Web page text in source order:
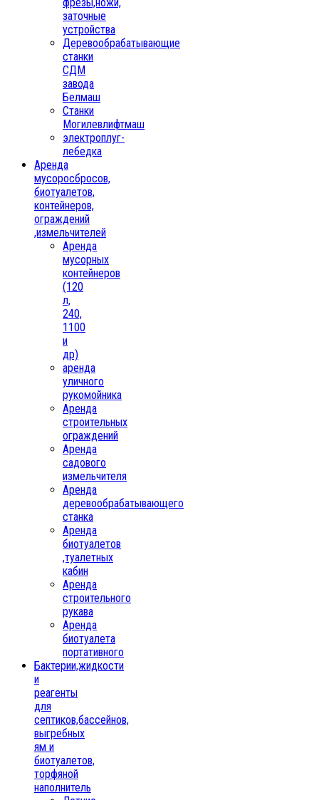
заточные
устройства
Деревообрабатывающие
станки
СДМ
завода
Белмаш
Станки
Могилевлифтмаш
электроплуг-
лебедка
Аренда
мусоросбросов,
биотуалетов,
контейнеров,
ограждений
,измельчителей
Аренда
мусорных
контейнеров
(120
л,
240,
1100
и
др)
аренда
уличного
рукомойника
Аренда
строительных
ограждений
Аренда
садового
измельчителя
Аренда
деревообрабатывающего
станка
Аренда
биотуалетов
,туалетных
кабин
Аренда
строительного
рукава
Аренда
биотуалета
портативного
Бактерии,жидкости
и
реагенты
для
септиков,бассейнов,
выгребных
ям и
биотуалетов,
торфяной
наполнитель